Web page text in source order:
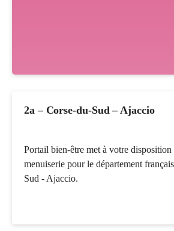
2a – Corse-du-Sud – Ajaccio
Portail bien-être met à votre disposition
menuiserie pour le département
Sud - Ajaccio.